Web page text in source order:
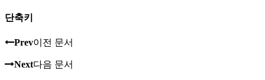
단축키
Prev이전 문서
Next다음 문서